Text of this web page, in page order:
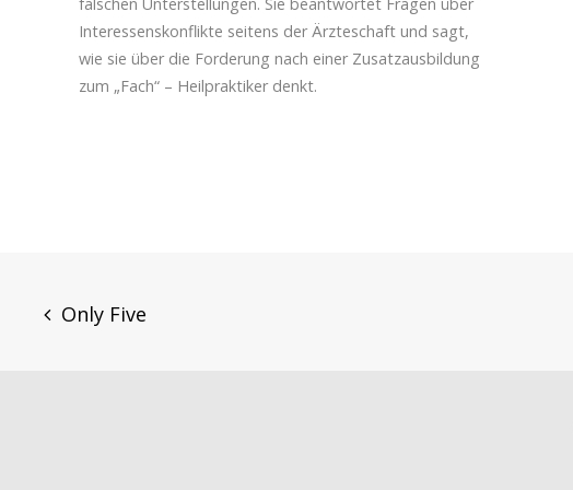
Interessenskonflikte seitens der Ärzteschaft und sagt,
wie sie über die Forderung nach einer Zusatzausbildung
zum „Fach“ – Heilpraktiker denkt.
Only Five